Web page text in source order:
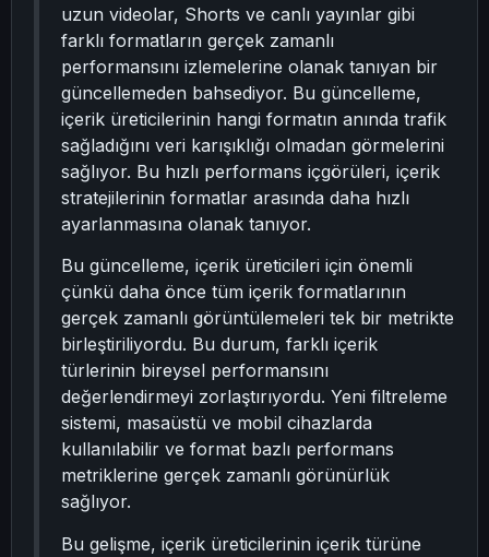
uzun videolar, Shorts ve canlı yayınlar gibi
farklı formatların gerçek zamanlı
performansını izlemelerine olanak tanıyan bir
güncellemeden bahsediyor. Bu güncelleme,
içerik üreticilerinin hangi formatın anında trafik
sağladığını veri karışıklığı olmadan görmelerini
sağlıyor. Bu hızlı performans içgörüleri, içerik
stratejilerinin formatlar arasında daha hızlı
ayarlanmasına olanak tanıyor.
Bu güncelleme, içerik üreticileri için önemli
çünkü daha önce tüm içerik formatlarının
gerçek zamanlı görüntülemeleri tek bir metrikte
birleştiriliyordu. Bu durum, farklı içerik
türlerinin bireysel performansını
değerlendirmeyi zorlaştırıyordu. Yeni filtreleme
sistemi, masaüstü ve mobil cihazlarda
kullanılabilir ve format bazlı performans
metriklerine gerçek zamanlı görünürlük
sağlıyor.
Bu gelişme, içerik üreticilerinin içerik türüne